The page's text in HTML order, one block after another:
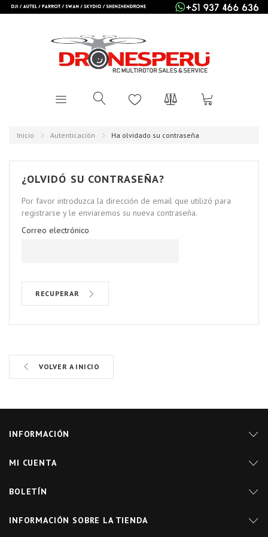
Inicio Autenticación Ha olvidado su contraseña
¿OLVIDÓ SU CONTRASEÑA?
Por favor introduzca la dirección de email que utilizó para
registrarse y le enviaremos su nueva contraseña.
Correo electrónico
RECUPERAR
VOLVER A INICIO
INFORMACIÓN
MI CUENTA
BOLETÍN
INFORMACIÓN SOBRE LA TIENDA